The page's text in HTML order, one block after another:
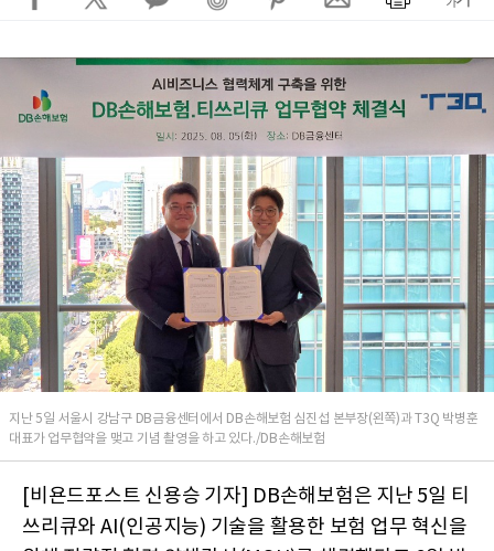
지난 5일 서울시 강남구 DB금융센터에서 DB손해보험 심진섭 본부장(왼쪽)과 T3Q 박병훈
대표가 업무협약을 맺고 기념 촬영을 하고 있다./DB손해보험
[비욘드포스트 신용승 기자] DB손해보험은 지난 5일 티
쓰리큐와 AI(인공지능) 기술을 활용한 보험 업무 혁신을